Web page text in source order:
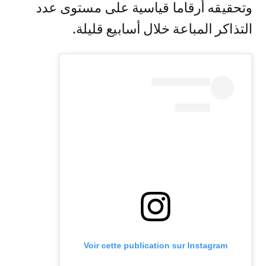
وتحقيقه أرقاما قياسية على مستوى عدد
التذاكر المباعة خلال أسابيع قليلة.
Voir cette publication sur Instagram